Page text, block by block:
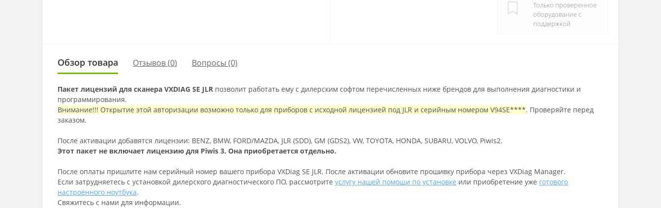
Только проверенное
оборудование с
поддержкой
Обзор товара Отзывов (0) Вопросы (0)
Пакет лицензий для сканера VXDIAG SE JLR позволит работать ему с дилерским софтом перечисленных ниже брендов для выполнения диагностики и
программирования.
Внимание!!! Открытие этой авторизации возможно только для приборов с исходной лицензией под JLR и серийным номером V94SE****. Проверяйте перед
заказом.
После активации добавятся лицензии: BENZ, BMW, FORD/MAZDA, JLR (SDD), GM (GDS2), VW, TOYOTA, HONDA, SUBARU, VOLVO, Piwis2.
Этот пакет не включает лицензию для Piwis 3. Она приобретается отдельно.
После оплаты пришлите нам серийный номер вашего прибора VXDiag SE JLR. После активации обновите прошивку прибора через VXDiag Manager.
Если затрудняетесь с установкой дилерского диагностического ПО, рассмотрите услугу нашей помощи по установке или приобретение уже готового
настроенного ноутбука.
Свяжитесь с нами для информации.